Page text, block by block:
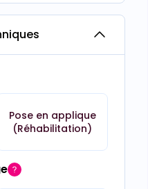
Pose en applique
(Réhabilitation)